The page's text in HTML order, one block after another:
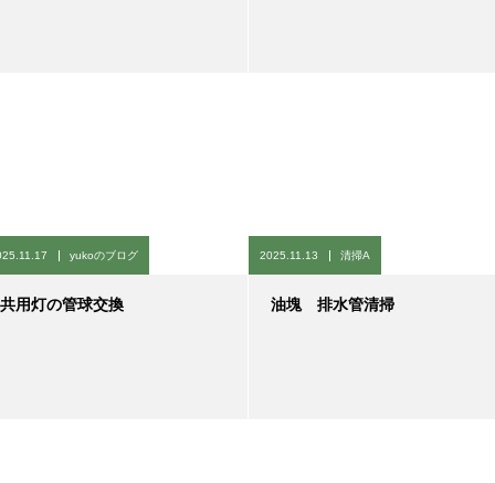
yukoのブログ
共用灯の管球交換
2025.11.13 清掃A
油塊 排水管清掃